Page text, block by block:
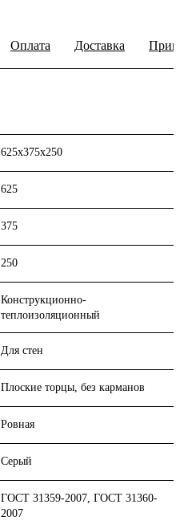
Оплата Доставка
625х375х250
625
375
250
Конструкционно-
теплоизоляционный
Для стен
Плоские торцы, без карманов
Ровная
Серый
ГОСТ 31359-2007, ГОСТ 31360-
2007